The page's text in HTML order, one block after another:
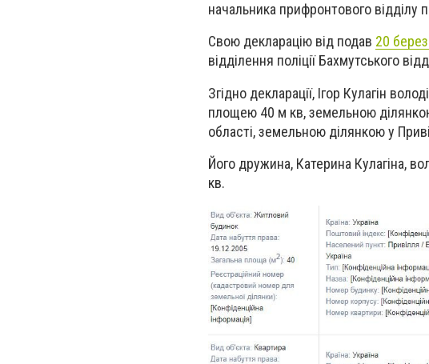
начальника прифронтового відділу
Свою декларацію від подав 20
відділення поліції Бахмутського
Згідно декларації, Ігор Кулагін
площею 40 м кв, земельною
області, земельною ділянкою у
Його дружина, Катерина Кулагіна,
кв.